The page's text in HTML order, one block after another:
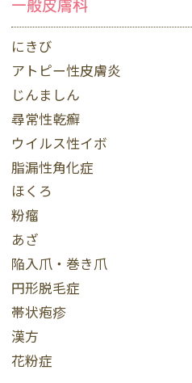
一般皮膚科
にきび
アトピー性皮膚炎
じんましん
尋常性乾癬
ウイルス性イボ
脂漏性角化症
ほくろ
粉瘤
あざ
陥入爪・巻き爪
円形脱毛症
帯状疱疹
漢方
花粉症